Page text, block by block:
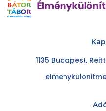
1135 Budapest,